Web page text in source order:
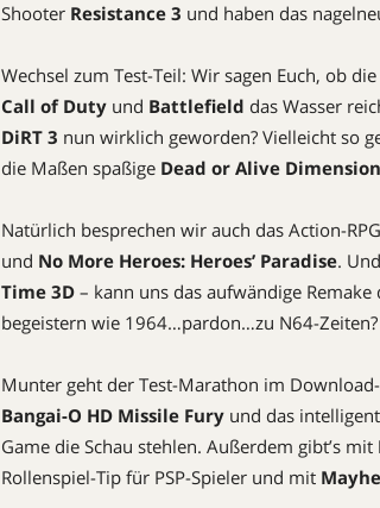
Shooter Resistance 3 und haben das
Wechsel zum Test-Teil: Wir sagen Euch, ob
Call of Duty und Battlefield das Wasser
DiRT 3 nun wirklich geworden? Vielleicht so
die Maßen spaßige Dead or Alive
Natürlich besprechen wir auch das Action-RPG
und No More Heroes: Heroes’ Paradise.
Time 3D – kann uns das aufwändige
begeistern wie 1964…pardon…zu N64-Zeiten?
Munter geht der Test-Marathon im
Bangai-O HD Missile Fury und das
Game die Schau stehlen. Außerdem gibt’s mit
Rollenspiel-Tip für PSP-Spieler und mit